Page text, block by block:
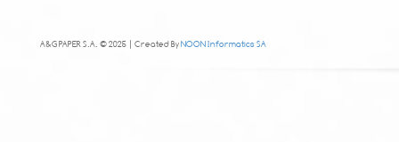
A&G PAPER S.A. © 2025 | Created ByNOON Informatics SA